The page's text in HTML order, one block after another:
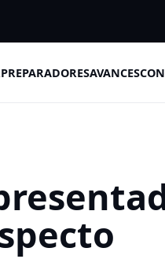
PREPARADORESAVANCES